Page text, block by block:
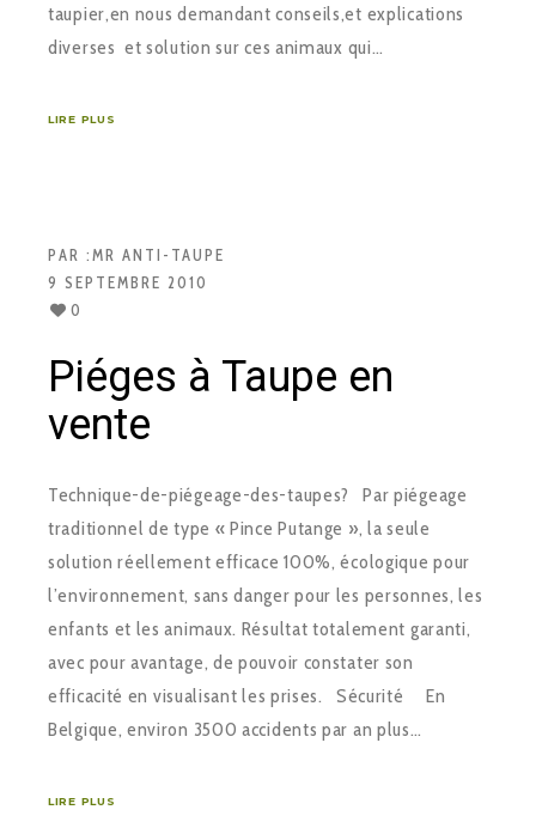
taupier,en nous demandant conseils,et explications
diverses et solution sur ces animaux qui…
LIRE PLUS
PAR :MR ANTI-TAUPE
9 SEPTEMBRE 2010
0
Piéges à Taupe en
vente
Technique-de-piégeage-des-taupes? Par piégeage
traditionnel de type « Pince Putange », la seule
solution réellement efficace 100%, écologique pour
l’environnement, sans danger pour les personnes, les
enfants et les animaux. Résultat totalement garanti,
avec pour avantage, de pouvoir constater son
efficacité en visualisant les prises. Sécurité En
Belgique, environ 3500 accidents par an plus…
LIRE PLUS